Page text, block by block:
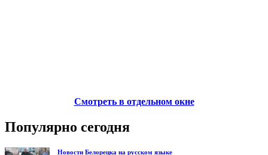
Смотреть в отдельном окне
Популярно сегодня
Новости Белорецка на русском языке